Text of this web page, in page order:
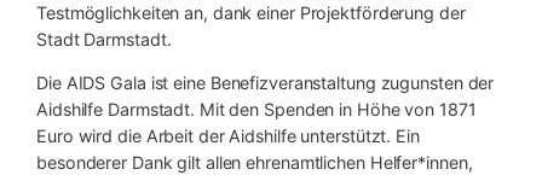
Testmöglichkeiten an, dank einer Projektförderung der
Stadt Darmstadt.
Die AIDS Gala ist eine Benefizveranstaltung zugunsten der
Aidshilfe Darmstadt. Mit den Spenden in Höhe von 1871
Euro wird die Arbeit der Aidshilfe unterstützt. Ein
besonderer Dank gilt allen ehrenamtlichen Helfer*innen,